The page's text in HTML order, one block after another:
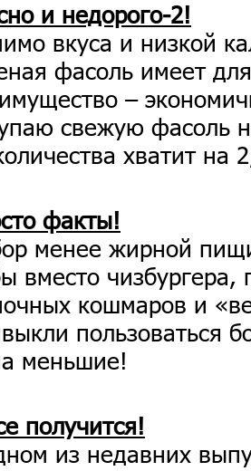
и недорого-2!
вкуса и низкой
фасоль имеет
–
свежую фасоль
хватит
факты!
менее жирной
вместо чизбургера,
кошмаров и
пользоваться
меньшие!
получится!
из недавних